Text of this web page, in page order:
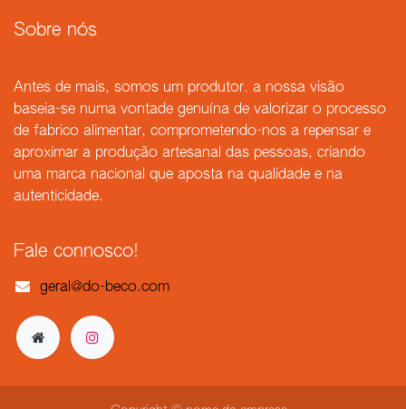
Sobre nós
Antes de mais, somos um produtor. a nossa visão
baseia-se numa vontade genuína de valorizar o processo
de fabrico alimentar, comprometendo-nos a repensar e
aproximar a produção artesanal das pessoas, criando
uma marca nacional que aposta na qualidade e na
autenticidade.
Fale connosco!
geral@do-beco.com